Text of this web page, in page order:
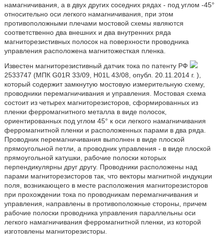
намагничивания, а в двух других соседних рядах - под углом -45°
относительно оси легкого намагничивания, при этом
противоположными плечами мостовой схемы являются
соответственно два внешних и два внутренних ряда
магниторезистивных полосок на поверхности проводника
управления расположена магнитожесткая пленка.
Известен магниторезистивный датчик тока по патенту РФ
2533747 (МПК G01R 33/09, H01L 43/08, опубл. 20.11.2014 г. ),
который содержит замкнутую мостовую измерительную схему,
проводники перемагничивания и управления. Мостовая схема
состоит из четырех магниторезисторов, сформированных из
пленки ферромагнитного металла в виде полосок,
ориентированных под углом 45° к оси легкого намагничивания
ферромагнитной пленки и расположенных парами в два ряда.
Проводник перемагничивания выполнен в виде плоской
прямоугольной петли, а проводник управления - в виде плоской
прямоугольной катушки, рабочие полоски которых
перпендикулярны друг другу. Проводники расположены над
парами магниторезисторов так, что векторы магнитной индукции
поля, возникающего в месте расположения магниторезисторов
при прохождении тока по проводникам перемагничивания и
управления, направлены в противоположные стороны, причем
рабочие полоски проводника управления параллельны оси
легкого намагничивания ферромагнитной пленки, из которой
изготовлены магниторезисторы.